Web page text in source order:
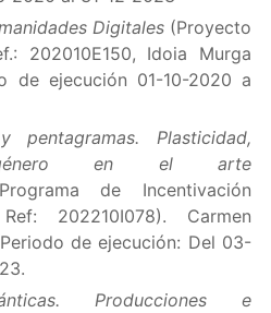
Digitales (Proyecto
202010E150, Idoia Murga
de ejecución 01-10-2020 a
pentagramas. Plasticidad,
en el arte
de Incentivación
Ref: 202210I078). Carmen
de ejecución: Del 03-
Producciones e